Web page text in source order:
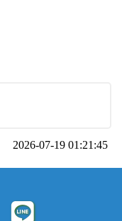
2026-07-19 01:21:45